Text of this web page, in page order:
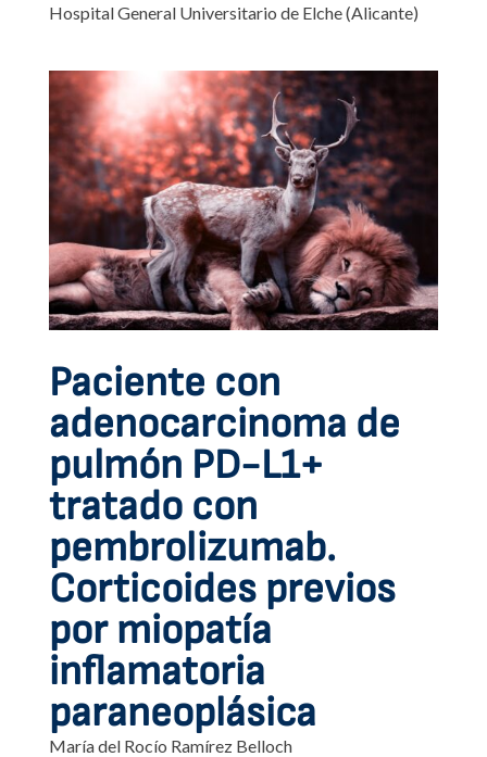
Hospital General Universitario de Elche (Alicante)
Paciente con
adenocarcinoma de
pulmón PD-L1+
tratado con
pembrolizumab.
Corticoides previos
por miopatía
inflamatoria
paraneoplásica
María del Rocío Ramírez Belloch